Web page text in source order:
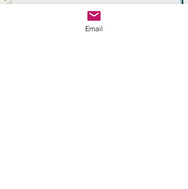
surhetsreglerande medel (citronsyra)
ÄRINGSVÄRDE (per 100ml): Energi 134 kj/32 kcal,
Fett 0g -varav mättat fett 0 g, Kolhydrater 8,5 g, - varav
Email